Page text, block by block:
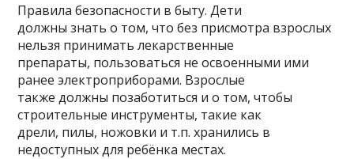
Правила безопасности в быту. Дети
должны знать о том, что без присмотра взрослых
нельзя принимать лекарственные
препараты, пользоваться не освоенными ими
ранее электроприборами. Взрослые
также должны позаботиться и о том, чтобы
строительные инструменты, такие как
дрели, пилы, ножовки и т.п. хранились в
недоступных для ребёнка местах.